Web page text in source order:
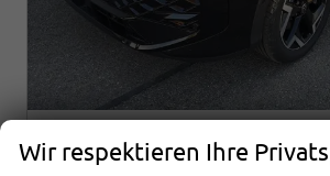
Volkswagen T-Roc
Wir respektieren Ihre